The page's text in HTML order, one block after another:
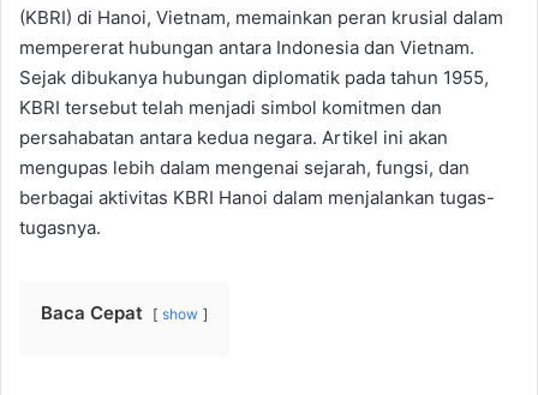
(KBRI) di Hanoi, Vietnam, memainkan peran krusial dalam
mempererat hubungan antara Indonesia dan Vietnam.
Sejak dibukanya hubungan diplomatik pada tahun 1955,
KBRI tersebut telah menjadi simbol komitmen dan
persahabatan antara kedua negara. Artikel ini akan
mengupas lebih dalam mengenai sejarah, fungsi, dan
berbagai aktivitas KBRI Hanoi dalam menjalankan tugas-
tugasnya.
Baca Cepat show